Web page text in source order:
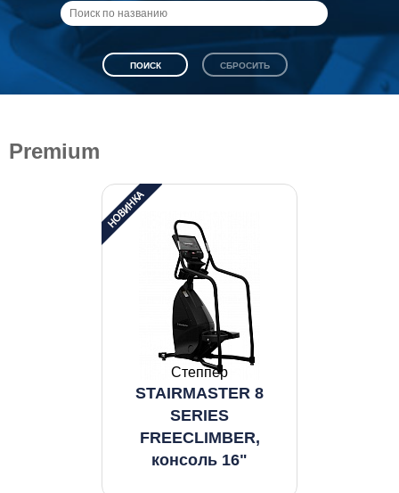
Premium
Степпер
STAIRMASTER 8
SERIES
FREECLIMBER,
консоль 16"